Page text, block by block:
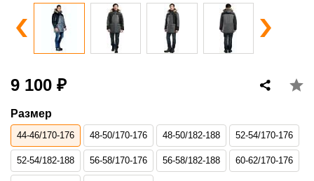
9 100 ₽
Размер
44-46/170-176 48-50/170-176 48-50/182-188 52-54/170-176
52-54/182-188 56-58/170-176 56-58/182-188 60-62/170-176